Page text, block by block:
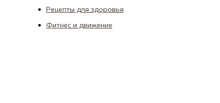
Рецепты для здоровья
Фитнес и движение